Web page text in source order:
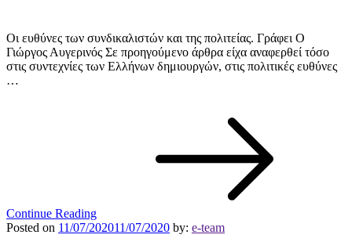
Οι ευθύνες των συνδικαλιστών και της πολιτείας. Γράφει Ο
Γιώργος Αυγερινός Σε προηγούμενο άρθρα είχα αναφερθεί τόσο
στις συντεχνίες των Ελλήνων δημιουργών, στις πολιτικές ευθύνες
…
Continue Reading
Posted on 11/07/202011/07/2020 by: e-team